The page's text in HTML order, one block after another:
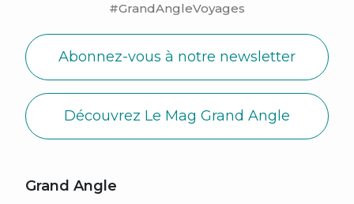
#GrandAngleVoyages
Abonnez-vous à notre newsletter
Découvrez Le Mag Grand Angle
Grand Angle